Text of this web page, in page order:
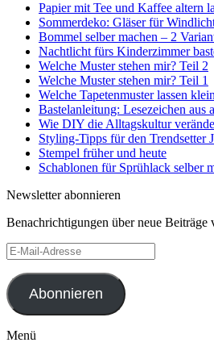
Papier mit Tee und Kaffee altern
Sommerdeko: Gläser für
Bommel selber machen – 2
Nachtlicht fürs Kinderzimmer
Welche Muster stehen mir? Teil 2
Welche Muster stehen mir? Teil 1
Welche Tapetenmuster lassen
Bastelanleitung: Lesezeichen aus
Wie DIY die Alltagskultur
Styling-Tipps für den Trendsetter
Stempel früher und heute
Schablonen für Sprühlack selber
Newsletter abonnieren
Benachrichtigungen über neue Beiträge
E-
Mail-
Adresse
Abonnieren
Menü